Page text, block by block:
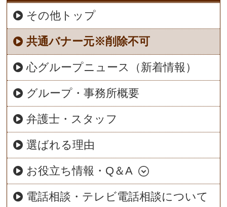
その他トップ
共通バナー元※削除不可
心グループニュース（新着情報）
グループ・事務所概要
弁護士・スタッフ
選ばれる理由
お役立ち情報・Q＆A
電話相談・テレビ電話相談について